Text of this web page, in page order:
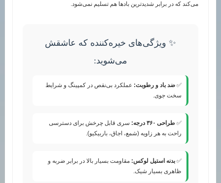
می‌کند که در برابر شدیدترین بادها هم تسلیم نمی‌شود.
✨ ویژگی‌های خیره‌کننده که عاشقش
می‌شوید:
✅ ضد باد و رطوبت: عملکرد بی‌نقص در کمپینگ و شرایط
سخت جوی.
✅ طراحی ۳۶۰ درجه:
سری قابل چرخش برای دسترسی
راحت به هر زاویه (شمع، اجاق، باربیکیو).
✅ بدنه استیل لوکس: مقاومت بسیار بالا در برابر ضربه و
ظاهری بسیار شیک.